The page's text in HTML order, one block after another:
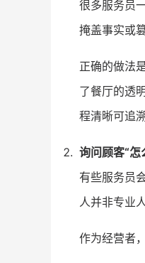
很多服务员
掩盖事实或
正确的做法
了餐厅的透
程清晰可追溯
询问顾客“怎
有些服务员
人并非专业
作为经营者